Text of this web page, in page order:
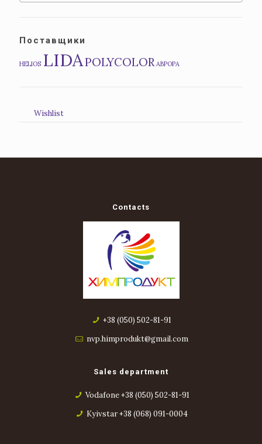
Поставщики
HELIOS LIDAPOLYCOLOR АВРОРА
Wishlist
Contacts
+38 (050) 502-81-91
nvp.himprodukt@gmail.com
Sales department
Vodafone +38 (050) 502-81-91
Kyivstar +38 (068) 091-0004